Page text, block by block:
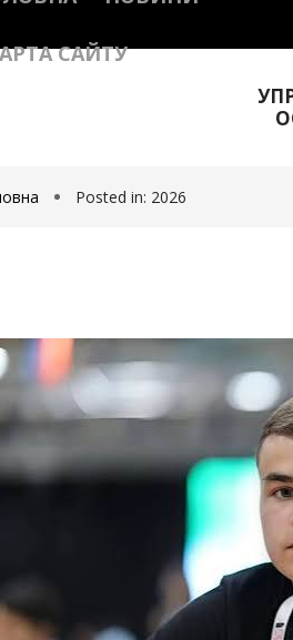
САЙТУ
Posted in: 2026